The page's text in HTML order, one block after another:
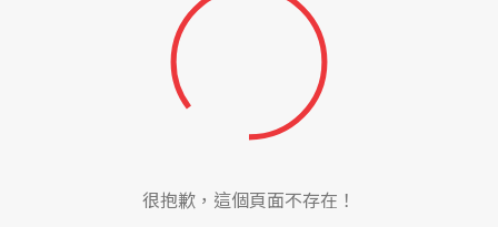
很抱歉，這個頁面不存在！